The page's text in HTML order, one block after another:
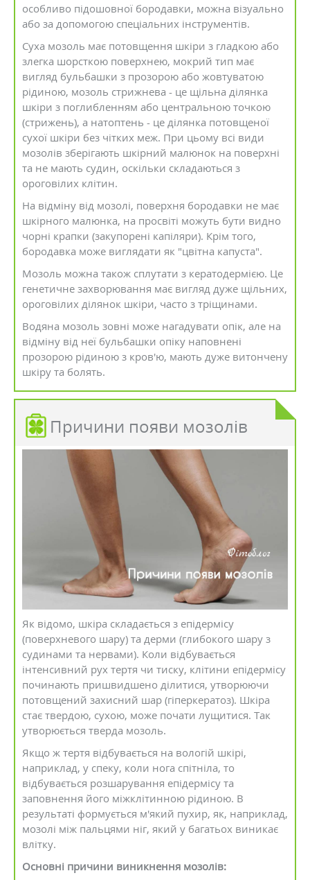
особливо підошовної бородавки, можна візуально
або за допомогою спеціальних інструментів.
Суха мозоль має потовщення шкіри з гладкою або
злегка шорсткою поверхнею, мокрий тип має
вигляд бульбашки з прозорою або жовтуватою
рідиною, мозоль стрижнева - це щільна ділянка
шкіри з поглибленням або центральною точкою
(стрижень), а натоптень - це ділянка потовщеної
сухої шкіри без чітких меж. При цьому всі види
мозолів зберігають шкірний малюнок на поверхні
та не мають судин, оскільки складаються з
ороговілих клітин.
На відміну від мозолі, поверхня бородавки не має
шкірного малюнка, на просвіті можуть бути видно
чорні крапки (закупорені капіляри). Крім того,
бородавка може виглядати як "цвітна капуста".
Мозоль можна також сплутати з кератодермією. Це
генетичне захворювання має вигляд дуже щільних,
ороговілих ділянок шкіри, часто з тріщинами.
Водяна мозоль зовні може нагадувати опік, але на
відміну від неї бульбашки опіку наповнені
прозорою рідиною з кров'ю, мають дуже витончену
шкіру та болять.
Причини появи мозолів
Як відомо, шкіра складається з епідермісу
(поверхневого шару) та дерми (глибокого шару з
судинами та нервами). Коли відбувається
інтенсивний рух тертя чи тиску, клітини епідермісу
починають пришвидшено ділитися, утворюючи
потовщений захисний шар (гіперкератоз). Шкіра
стає твердою, сухою, може почати лущитися. Так
утворюється тверда мозоль.
Якщо ж тертя відбувається на вологій шкірі,
наприклад, у спеку, коли нога спітніла, то
відбувається розшарування епідермісу та
заповнення його міжклітинною рідиною. В
результаті формується м'який пухир, як, наприклад,
мозолі між пальцями ніг, який у багатьох виникає
влітку.
Основні причини виникнення мозолів: